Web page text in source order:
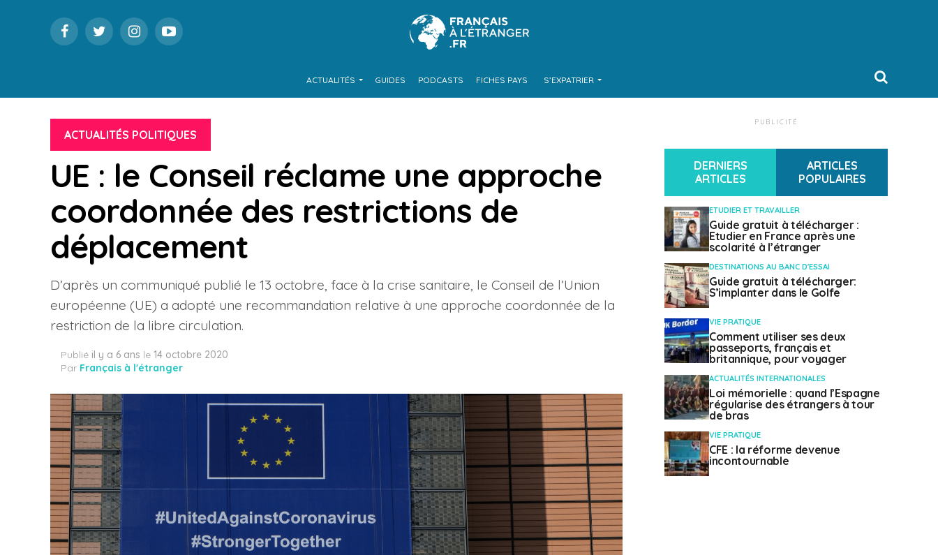
ACTUALITÉS GUIDES PODCASTS FICHES PAYS S’EXPATRIER
ACTUALITÉS POLITIQUES
UE : le Conseil réclame une approche
coordonnée des restrictions de
déplacement
D’après un communiqué publié le 13 octobre, face à la crise sanitaire, le Conseil de l’Union
européenne (UE) a adopté une recommandation relative à une approche coordonnée de la
restriction de la libre circulation.
Publié il y a 6 ans le 14 octobre 2020
Par Français à l'étranger
PUBLICITÉ
DERNIERS
ARTICLES
ARTICLES
POPULAIRES
ETUDIER ET TRAVAILLER
Guide gratuit à télécharger :
Etudier en France après une
scolarité à l’étranger
DESTINATIONS AU BANC D'ESSAI
Guide gratuit à télécharger:
S’implanter dans le Golfe
VIE PRATIQUE
Comment utiliser ses deux
passeports, français et
britannique, pour voyager
ACTUALITÉS INTERNATIONALES
Loi mémorielle : quand l’Espagne
régularise des étrangers à tour
de bras
VIE PRATIQUE
CFE : la réforme devenue
incontournable